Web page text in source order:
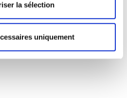
la sélection
uniquement